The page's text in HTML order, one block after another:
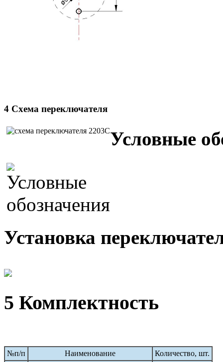
4 Схема переключателя
Условные
Установка
5 Комплектность
№п/п Наименование
Количество, шт.